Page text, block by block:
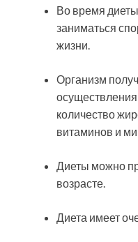
Во время
заниматься
жизни.
Организм
количество
витаминов и
Диеты можно
возрасте.
Диета имеет